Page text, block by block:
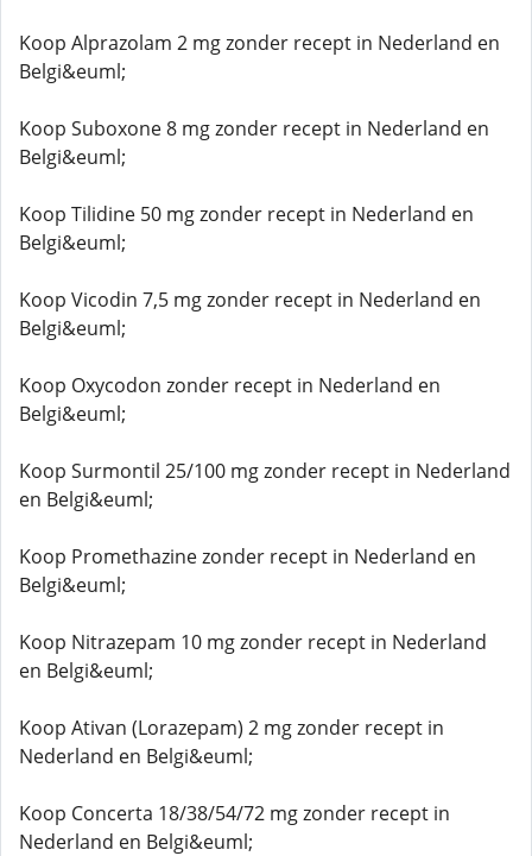
Koop Alprazolam 2 mg zonder recept in Nederland en
Belgi&euml;
Koop Suboxone 8 mg zonder recept in Nederland en
Belgi&euml;
Koop Tilidine 50 mg zonder recept in Nederland en
Belgi&euml;
Koop Vicodin 7,5 mg zonder recept in Nederland en
Belgi&euml;
Koop Oxycodon zonder recept in Nederland en
Belgi&euml;
Koop Surmontil 25/100 mg zonder recept in Nederland
en Belgi&euml;
Koop Promethazine zonder recept in Nederland en
Belgi&euml;
Koop Nitrazepam 10 mg zonder recept in Nederland
en Belgi&euml;
Koop Ativan (Lorazepam) 2 mg zonder recept in
Nederland en Belgi&euml;
Koop Concerta 18/38/54/72 mg zonder recept in
Nederland en Belgi&euml;